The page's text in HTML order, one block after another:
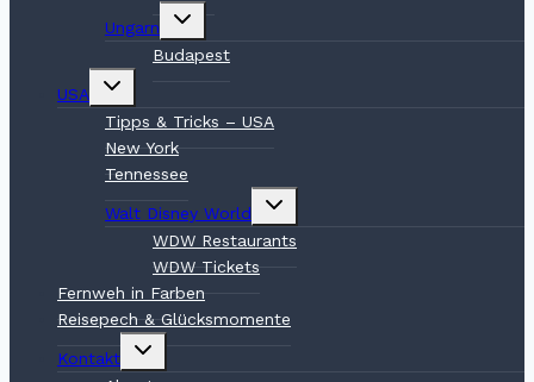
Ungarn
Untermenü
Budapest
USA
Untermenü
Tipps & Tricks – USA
New York
Tennessee
Walt Disney World
Untermenü
WDW Restaurants
WDW Tickets
Fernweh in Farben
Reisepech & Glücksmomente
Kontakt
Untermenü